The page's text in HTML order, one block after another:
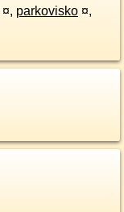
¤, parkovisko ¤,